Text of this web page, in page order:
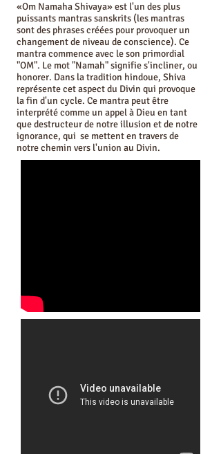
«Om Namaha Shivaya» est l'un des plus
puissants mantras sanskrits (les mantras
sont des phrases créées pour provoquer un
changement de niveau de conscience). Ce
mantra commence avec le son primordial
"OM". Le mot "Namah" signifie s'incliner, ou
honorer. Dans la tradition hindoue, Shiva
représente cet aspect du Divin qui provoque
la fin d'un cycle. Ce mantra peut être
interprété comme un appel à Dieu en tant
que destructeur de notre illusion et de notre
ignorance, qui se mettent en travers de
notre chemin vers l'union au Divin.